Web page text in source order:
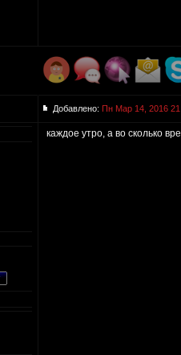
Добавлено: Пн Мар 14, 2016
каждое утро, а во сколько